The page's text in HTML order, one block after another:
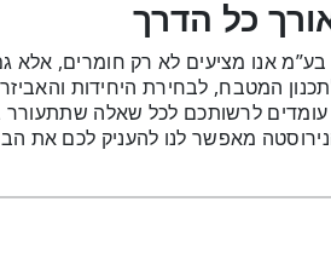
כל הדרך
אנו מציעים לא רק חומרים, אלא גם
המטבח, לבחירת היחידות
עומדים לרשותכם לכל שאלה
שנה בתחום מוצרי הנירוסטה מאפשר לנו להעניק